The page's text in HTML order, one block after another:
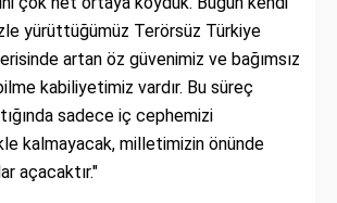
yürüttüğümüz Terörsüz Türkiye
artan öz güvenimiz ve bağımsız
kabiliyetimiz vardır. Bu süreç
sadece iç cephemizi
kalmayacak, milletimizin önünde
açacaktır."